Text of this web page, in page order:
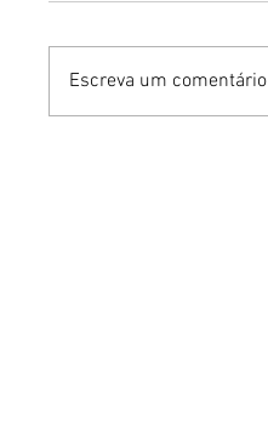
Escreva um comentário